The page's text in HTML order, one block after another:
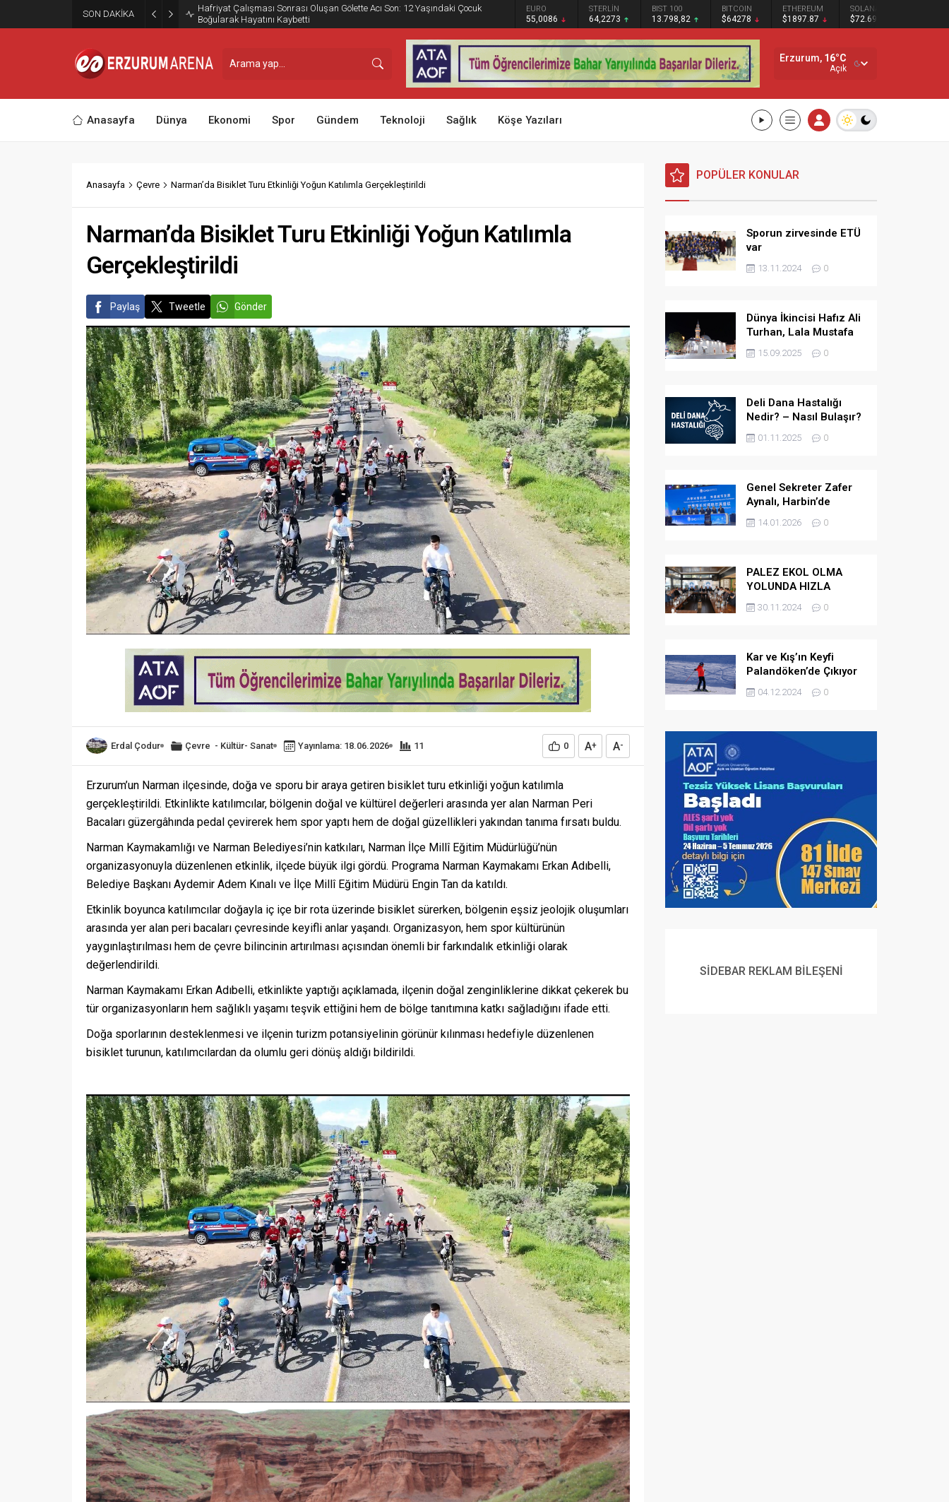
SON DAKİKA
Erzurum Kazım Karabekir Stadyumu 5 Sezon Sonra Yeniden Tam Kapasiteyle
Taraftarına Kavuştu
GRAM ALTIN DOLAR EURO STERLİN
64,2273
BIST 100
13.798,82
BITCOIN
$64278
ETHEREUM
$1897.87
SOLANA
$72.69
Erzurum, 16°C
Açık
Anasayfa Dünya Ekonomi Spor Gündem Teknoloji Sağlık Köşe Yazıları
Anasayfa Çevre Narman’da Bisiklet Turu Etkinliği Yoğun Katılımla Gerçekleştirildi
Narman’da Bisiklet Turu Etkinliği Yoğun Katılımla
Gerçekleştirildi
Paylaş Tweetle Gönder
Erdal Çodur Çevre - Kültür- Sanat Yayınlama: 18.06.2026 11 0 A+ A-
Erzurum’un Narman ilçesinde, doğa ve sporu bir araya getiren bisiklet turu etkinliği yoğun katılımla
gerçekleştirildi. Etkinlikte katılımcılar, bölgenin doğal ve kültürel değerleri arasında yer alan Narman Peri
Bacaları güzergâhında pedal çevirerek hem spor yaptı hem de doğal güzellikleri yakından tanıma fırsatı buldu.
Narman Kaymakamlığı ve Narman Belediyesi’nin katkıları, Narman İlçe Millî Eğitim Müdürlüğü’nün
organizasyonuyla düzenlenen etkinlik, ilçede büyük ilgi gördü. Programa Narman Kaymakamı Erkan Adıbelli,
Belediye Başkanı Aydemir Adem Kınalı ve İlçe Millî Eğitim Müdürü Engin Tan da katıldı.
Etkinlik boyunca katılımcılar doğayla iç içe bir rota üzerinde bisiklet sürerken, bölgenin eşsiz jeolojik oluşumları
arasında yer alan peri bacaları çevresinde keyifli anlar yaşandı. Organizasyon, hem spor kültürünün
yaygınlaştırılması hem de çevre bilincinin artırılması açısından önemli bir farkındalık etkinliği olarak
değerlendirildi.
Narman Kaymakamı Erkan Adıbelli, etkinlikte yaptığı açıklamada, ilçenin doğal zenginliklerine dikkat çekerek bu
tür organizasyonların hem sağlıklı yaşamı teşvik ettiğini hem de bölge tanıtımına katkı sağladığını ifade etti.
Doğa sporlarının desteklenmesi ve ilçenin turizm potansiyelinin görünür kılınması hedefiyle düzenlenen
bisiklet turunun, katılımcılardan da olumlu geri dönüş aldığı bildirildi.
POPÜLER KONULAR
Sporun zirvesinde ETÜ
var
13.11.2024 0
Dünya İkincisi Hafız Ali
Turhan, Lala Mustafa
Paşa Camii’ne Atandı
15.09.2025 0
Deli Dana Hastalığı
Nedir? – Nasıl Bulaşır?
– Belirtileri Nelerdir? –
Tedavi Yöntemleri
01.11.2025 0
Genel Sekreter Zafer
Aynalı, Harbin’de
Küresel Belediye
Başkanları Diyaloğu’na
14.01.2026 0
PALEZ EKOL OLMA
YOLUNDA HIZLA
İLERLİYOR
30.11.2024 0
Kar ve Kış’ın Keyfi
Palandöken’de Çıkıyor
04.12.2024 0
SİDEBAR REKLAM BİLEŞENİ